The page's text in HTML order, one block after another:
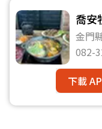
喬安
金門
082-
下載